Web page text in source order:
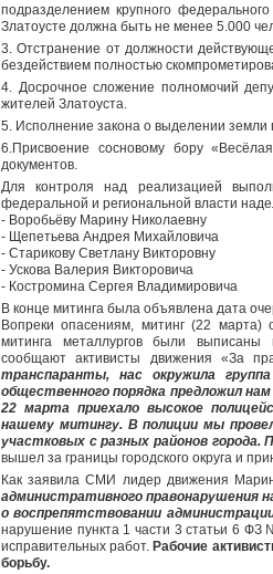
подразделением крупного
Златоусте должна быть не менее 5.000
3. Отстранение от должности
бездействием полностью
4. Досрочное сложение полномочий
жителей Златоуста.
5. Исполнение закона о выделении
6.Присвоение сосновому бору
документов.
Для контроля над реализацией
федеральной и региональной власти
- Воробьёву Марину Николаевну
- Щепетьева Андрея Михайловича
- Старикову Светлану Викторовну
- Ускова Валерия Викторовича
- Костромина Сергея Владимировича
В конце митинга была объявлена дата
Вопреки опасениям, митинг (22
митинга металлургов были выписаны
сообщают активисты движения «За
транспаранты, нас окружила
общественного порядка предложил
22 марта приехало высокое
нашему митингу. В полиции мы
участковых с разных районов
вышел за границы городского округа и
Как заявила СМИ лидер движения
административного правонарушения
о воспрепятствовании
нарушение пункта 1 части 3 статьи 6
исправительных работ.Рабочие
борьбу.